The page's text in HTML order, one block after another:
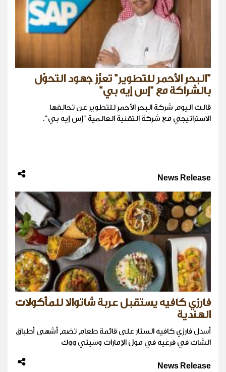
"البحر الأحمر للتطوير" تعزّز جهود التحوّل
بالشراكة مع "إس إيه بي"
قالت اليوم شركة البحر الأحمر للتطوير عن تحالفها
الاستراتيجي مع شركة التقنية العالمية "إس إيه بي".
News Release
فارزي كافيه يستقبل عربة شاتوالا للمأكولات
الهندية
أسدل فارزي كافيه الستار على قائمة طعام تضم أشهى أطباق
الشات في فرعَيه في مول الإمارات وسيتي ووك
News Release